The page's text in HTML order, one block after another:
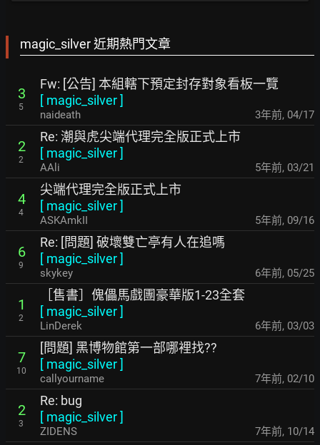
magic_silver 近期熱門文章
3
5
Fw: [公告] 本組轄下預定封存對象看板一覽
[ magic_silver]
naideath 3年前, 04/17
2
2
Re: 潮與虎尖端代理完全版正式上市
[ magic_silver]
AAli 5年前, 03/21
4
4
尖端代理完全版正式上市
[ magic_silver]
ASKAmkII 5年前, 09/16
6
9
Re: [問題] 破壞雙亡亭有人在追嗎
[ magic_silver]
skykey 6年前, 05/25
1
2
［售書］傀儡馬戲團豪華版1-23全套
[ magic_silver]
LinDerek 6年前, 03/03
7
10
[問題] 黑博物館第一部哪裡找??
[ magic_silver]
callyourname 7年前, 02/10
2
3
Re: bug
[ magic_silver]
ZIDENS 7年前, 10/14